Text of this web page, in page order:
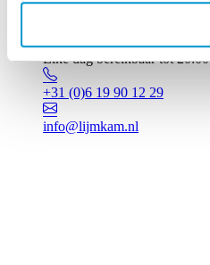
Elke dag bereikbaar tot 20:00
+31 (0)6 19 90 12 29
info@lijmkam.nl